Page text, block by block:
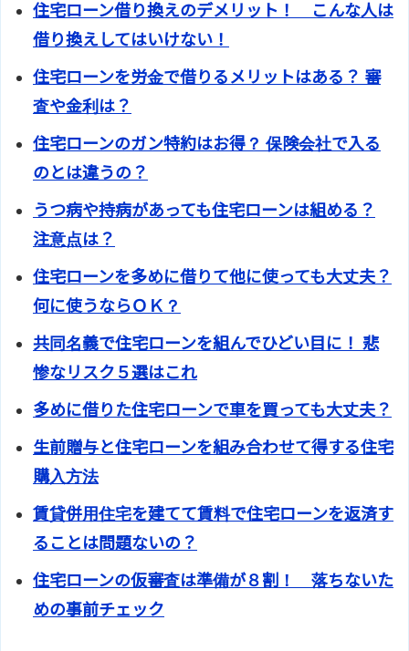
住宅ローン借り換えのデメリット！ こんな人は
借り換えしてはいけない！
住宅ローンを労金で借りるメリットはある？ 審
査や金利は？
住宅ローンのガン特約はお得？ 保険会社で入る
のとは違うの？
うつ病や持病があっても住宅ローンは組める？
注意点は？
住宅ローンを多めに借りて他に使っても大丈夫？
何に使うならＯＫ？
共同名義で住宅ローンを組んでひどい目に！ 悲
惨なリスク５選はこれ
多めに借りた住宅ローンで車を買っても大丈夫？
生前贈与と住宅ローンを組み合わせて得する住宅
購入方法
賃貸併用住宅を建てて賃料で住宅ローンを返済す
ることは問題ないの？
住宅ローンの仮審査は準備が８割！ 落ちないた
めの事前チェック